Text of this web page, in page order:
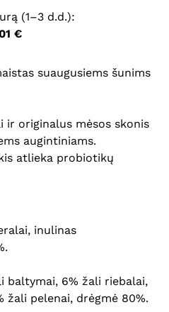
(1–3 d.d.):
€
suaugusiems šunims
ir originalus mėsos skonis
augintiniams.
atlieka probiotikų
inulinas
baltymai, 6% žali riebalai,
žali pelenai, drėgmė 80%.